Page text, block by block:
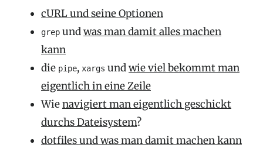
cURL und seine Optionen
grep undwas man damit alles machen
kann
die pipe, xargs undwie viel bekommt man
eigentlich in eine Zeile
Wienavigiert man eigentlich geschickt
durchs Dateisystem?
dotfiles und was man damit machen kann